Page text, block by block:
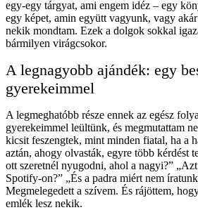
egy-egy tárgyat, ami engem idéz – egy
egy képet, amin együtt vagyunk, vagy
nekik mondtam. Ezek a dolgok sokkal
bármilyen virágcsokor.
A legnagyobb ajándék: egy
gyerekeimmel
A legmeghatóbb része ennek az egész
gyerekeimmel leültünk, és megmutattam
kicsit feszengtek, mint minden fiatal, ha a
aztán, ahogy olvasták, egyre több kérdést
ott szeretnél nyugodni, ahol a nagyi?”
Spotify-on?” „És a padra miért nem
Megmelegedett a szívem. És rájöttem,
emlék lesz nekik.